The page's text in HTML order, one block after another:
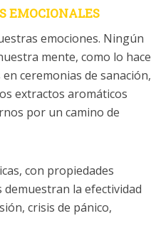
EMOCIONALES
emociones. Ningún
mente, como lo hace
ceremonias de sanación,
extractos aromáticos
por un camino de
con propiedades
la efectividad
crisis de pánico,